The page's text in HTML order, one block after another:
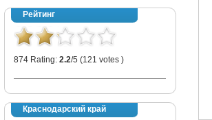
Рейтинг
874 Rating: 2.2/5 (121 votes )
Краснодарский край